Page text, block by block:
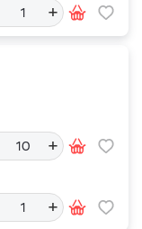
+
+
+